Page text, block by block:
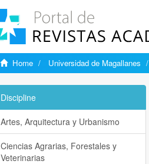
Home Universidad de Magallanes
Discipline
Artes, Arquitectura y Urbanismo
Ciencias Agrarias, Forestales y
Veterinarias